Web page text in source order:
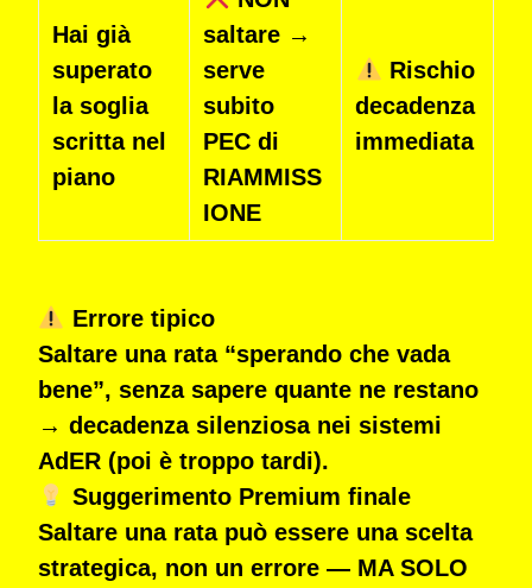
Hai già
superato
la soglia
scritta nel
piano
saltare →
serve
subito
PEC di
RIAMMISS
IONE
Rischio
decadenza
immediata
Errore tipico
Saltare una rata “sperando che vada
bene”, senza sapere quante ne restano
→ decadenza silenziosa nei sistemi
AdER (poi è troppo tardi).
Suggerimento Premium finale
Saltare una rata può essere una scelta
strategica, non un errore — MA SOLO